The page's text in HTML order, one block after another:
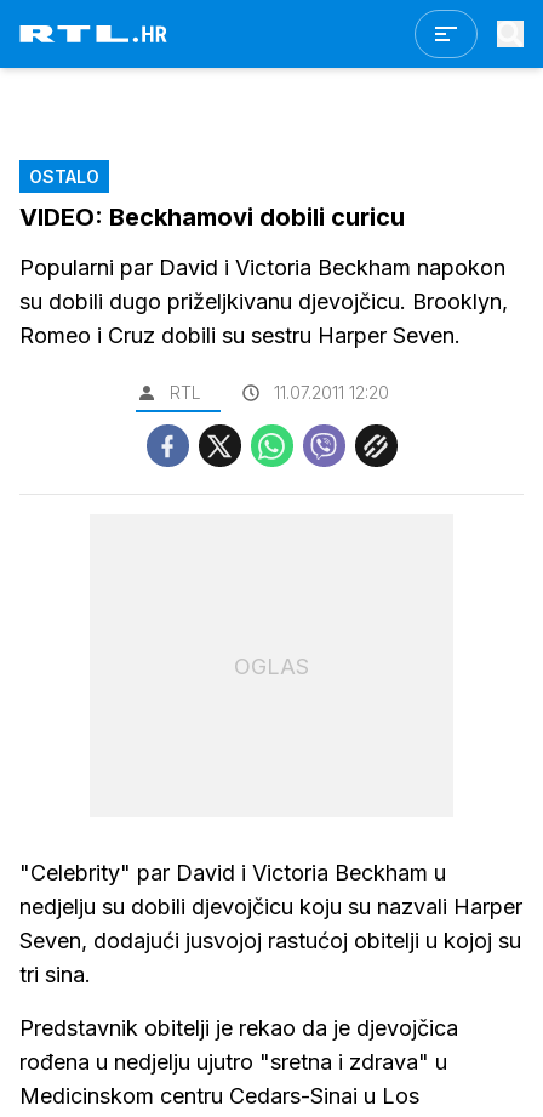
OSTALO
VIDEO: Beckhamovi dobili curicu
Popularni par David i Victoria Beckham napokon
su dobili dugo priželjkivanu djevojčicu. Brooklyn,
Romeo i Cruz dobili su sestru Harper Seven.
RTL 11.07.2011 12:20
OGLAS
"Celebrity" par David i Victoria Beckham u
nedjelju su dobili djevojčicu koju su nazvali Harper
Seven, dodajući jusvojoj rastućoj obitelji u kojoj su
tri sina.
Predstavnik obitelji je rekao da je djevojčica
rođena u nedjelju ujutro "sretna i zdrava" u
Medicinskom centru Cedars-Sinai u Los